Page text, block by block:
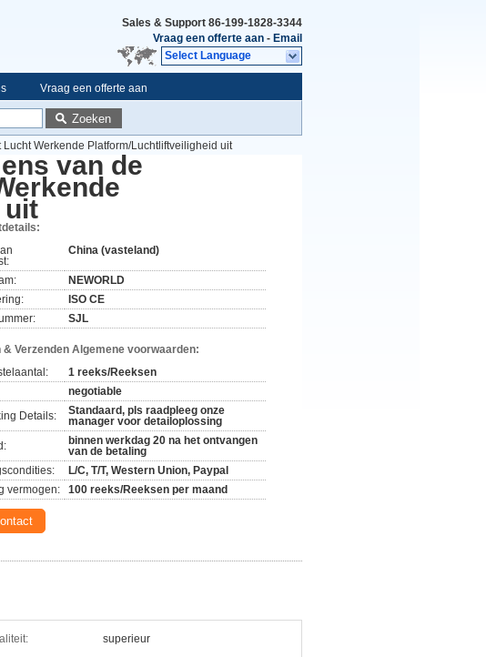
Sales & Support 86-199-1828-3344
Vraag een offerte aan - Email
Select Language
Vraag een offerte aan
Zoeken
Werkende Platform/Luchtliftveiligheid uit
van de
uit
China (vasteland)
NEWORLD
ISO CE
SJL
& Verzenden Algemene voorwaarden:
1 reeks/Reeksen
negotiable
Details:
Standaard, pls raadpleeg onze
manager voor detailoplossing
binnen werkdag 20 na het ontvangen
van de betaling
L/C, T/T, Western Union, Paypal
vermogen:
100 reeks/Reeksen per maand
superieur